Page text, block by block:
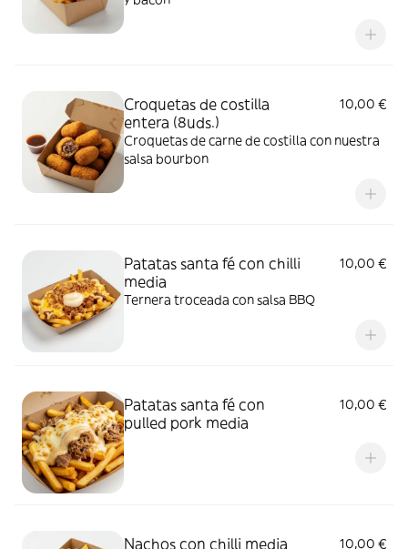
Croquetas de costilla
entera (8uds.)
10,00 €
Croquetas de carne de costilla con nuestra
salsa bourbon
Patatas santa fé con chilli
media
10,00 €
Ternera troceada con salsa BBQ
Patatas santa fé con
pulled pork media
10,00 €
Nachos con chilli media 10,00 €